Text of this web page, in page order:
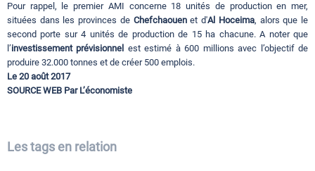
Pour rappel, le premier AMI concerne 18 unités de production en mer,
situées dans les provinces de Chefchaouenet d'Al Hoceima, alors que le
second porte sur 4 unités de production de 15 ha chacune. A noter que
l’investissement prévisionnel est estimé à 600 millions avec l’objectif de
produire 32.000 tonnes et de créer 500 emplois.
Le 20 août 2017
SOURCE WEB Par L’économiste
Les tags en relation